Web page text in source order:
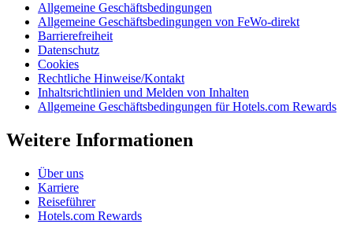
Allgemeine Geschäftsbedingungen
Allgemeine Geschäftsbedingungen von FeWo-direkt
Barrierefreiheit
Datenschutz
Cookies
Rechtliche Hinweise/Kontakt
Inhaltsrichtlinien und Melden von Inhalten
Allgemeine Geschäftsbedingungen für Hotels.com Rewards
Weitere Informationen
Über uns
Karriere
Reiseführer
Hotels.com Rewards